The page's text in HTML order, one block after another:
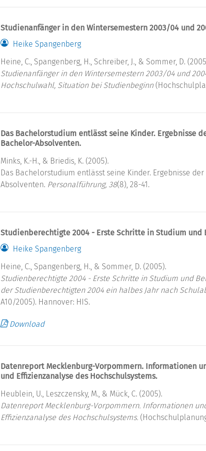
Studienanfänger in den Wintersemestern 2003/04 und
Heike Spangenberg
Heine, C., Spangenberg, H., Schreiber, J., & Sommer, D.
Studienanfänger in den Wintersemestern 2003/04 und
Hochschulwahl, Situation bei Studienbeginn
Das Bachelorstudium entlässt seine Kinder. Ergebnisse
Bachelor-Absolventen.
Minks, K.-H., & Briedis, K. (2005).
Das Bachelorstudium entlässt seine Kinder. Ergebnisse
Absolventen. Personalführung, 38(8), 28-41.
Studienberechtigte 2004 - Erste Schritte in Studium und
Heike Spangenberg
Heine, C., Spangenberg, H., & Sommer, D. (2005).
Studienberechtigte 2004 - Erste Schritte in Studium und
der Studienberechtigten 2004 ein halbes Jahr nach
A10/2005). Hannover: HIS.
Download
Datenreport Mecklenburg-Vorpommern. Informationen
und Effizienzanalyse des Hochschulsystems.
Heublein, U., Leszczensky, M., & Mück, C. (2005).
Datenreport Mecklenburg-Vorpommern. Informationen
Effizienzanalyse des Hochschulsystems.